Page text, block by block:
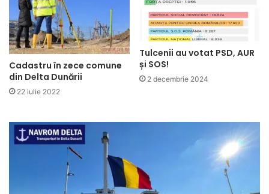
Cadastru în zece comune
din Delta Dunării
22 iulie 2022
Tulcenii au votat PSD, AUR
și SOS!
2 decembrie 2024